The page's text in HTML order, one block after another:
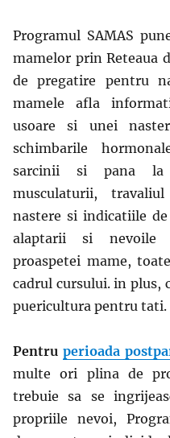
Programul SAMAS
mamelor prin Reteaua
de pregatire pentru
mamele afla
usoare si unei
schimbarile
sarcinii si pana la
musculaturii,
nastere si indicatiile
alaptarii si nevoile
proaspetei mame,
cadrul cursului. in plus,
puericultura pentru tati.
Pentruperioada
multe ori plina de
trebuie sa se
propriile nevoi,